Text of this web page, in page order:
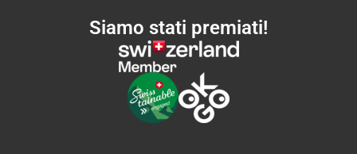
Siamo stati premiati!